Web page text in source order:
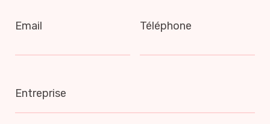
Email Téléphone
Entreprise